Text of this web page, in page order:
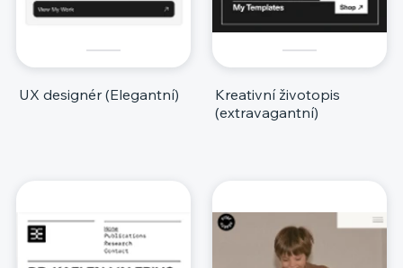
UX designér (Elegantní)
Kreativní životopis
(extravagantní)